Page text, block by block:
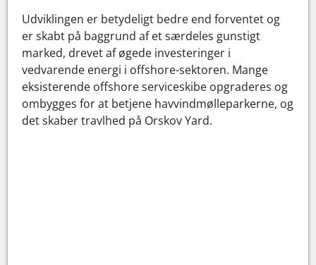
Udviklingen er betydeligt bedre end forventet og
er skabt på baggrund af et særdeles gunstigt
marked, drevet af øgede investeringer i
vedvarende energi i offshore-sektoren. Mange
eksisterende offshore serviceskibe opgraderes og
ombygges for at betjene havvindmølleparkerne, og
det skaber travlhed på Orskov Yard.